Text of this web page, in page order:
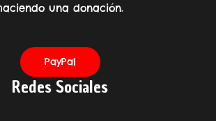
una donación.
PayPal
Redes Sociales